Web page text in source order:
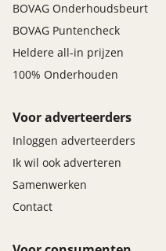
BOVAG Onderhoudsbeurt
BOVAG Puntencheck
Heldere all-in prijzen
100% Onderhouden
Voor adverteerders
Inloggen adverteerders
Ik wil ook adverteren
Samenwerken
Contact